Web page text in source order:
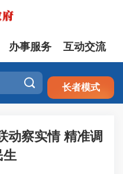
注册 登录
办事服务 互动交流
 长者模式
动察实情 精准调
生